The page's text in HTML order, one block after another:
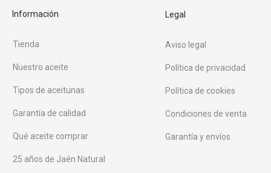
Información
Tienda
Nuestro aceite
Tipos de aceitunas
Garantía de calidad
Qué aceite comprar
25 años de Jaén Natural
Legal
Aviso legal
Política de privacidad
Política de cookies
Condiciones de venta
Garantía y envíos